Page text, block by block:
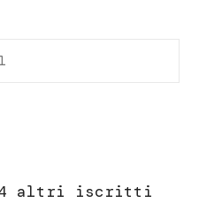
altri iscritti